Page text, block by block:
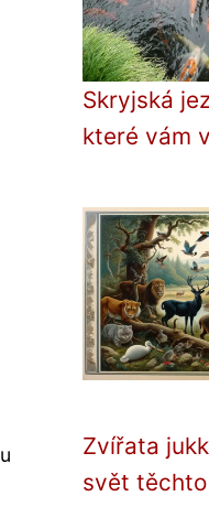
Skryjská
které vám
Zvířata
svět